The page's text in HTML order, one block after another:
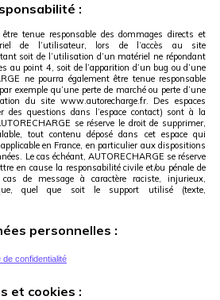
:
tenue responsable des dommages directs et
de l’utilisateur, lors de l’accès au site
soit de l’utilisation d’un matériel ne répondant
au point 4, soit de l’apparition d’un bug ou d’une
ne pourra également être tenue responsable
exemple qu’une perte de marché ou perte d’une
du site www.autorecharge.fr. Des espaces
des questions dans l’espace contact) sont à la
se réserve le droit de supprimer,
tout contenu déposé dans cet espace qui
en France, en particulier aux dispositions
Le cas échéant, AUTORECHARGE se réserve
en cause la responsabilité civile et/ou pénale de
de message à caractère raciste, injurieux,
quel que soit le support utilisé (texte,
personnelles :
de confidentialité
et cookies :